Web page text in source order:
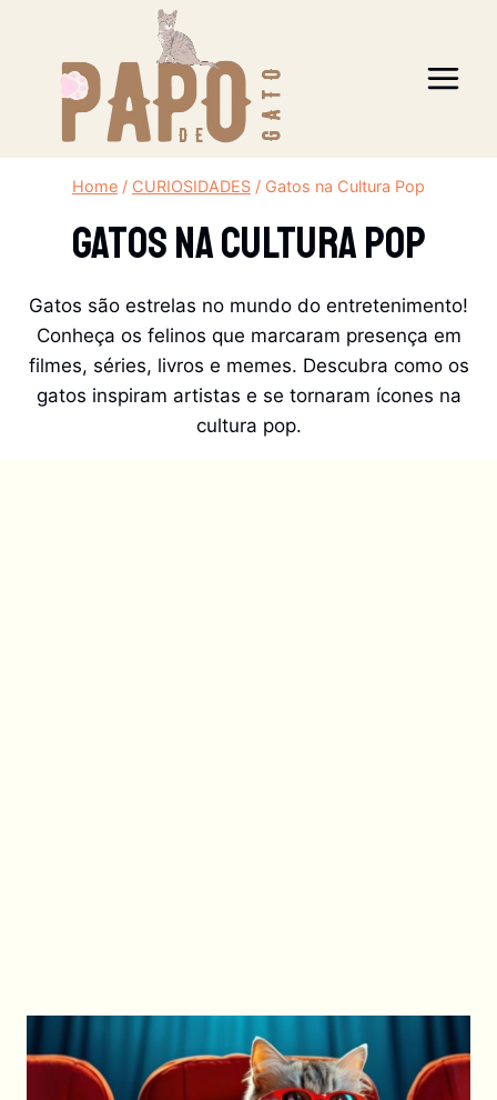
Conteúdo
Home / CURIOSIDADES / Gatos na Cultura Pop
Gatos Na Cultura Pop
Gatos são estrelas no mundo do entretenimento!
Conheça os felinos que marcaram presença em
filmes, séries, livros e memes. Descubra como os
gatos inspiram artistas e se tornaram ícones na
cultura pop.